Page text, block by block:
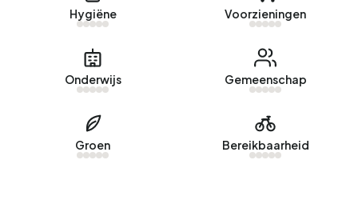
Hygiëne Voorzieningen
Onderwijs Gemeenschap
Groen Bereikbaarheid